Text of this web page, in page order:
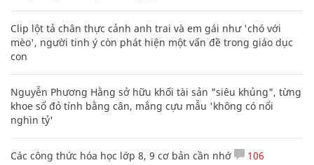
Clip lột tả chân thực cảnh anh trai và em gái như 'chó với
mèo', người tinh ý còn phát hiện một vấn đề trong giáo dục
con
Nguyễn Phương Hằng sở hữu khối tài sản "siêu khủng", từng
khoe sổ đỏ tính bằng cân, mắng cựu mẫu 'không có nổi
nghìn tỷ'
Các công thức hóa học lớp 8, 9 cơ bản cần nhớ 106